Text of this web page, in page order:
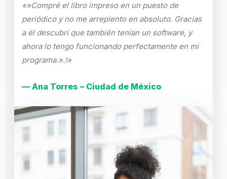
«»Compré el libro impreso en un puesto de
periódico y no me arrepiento en absoluto. Gracias
a él descubrí que también tenían un software, y
ahora lo tengo funcionando perfectamente en mi
programa.».!»
— Ana Torres – Ciudad de México